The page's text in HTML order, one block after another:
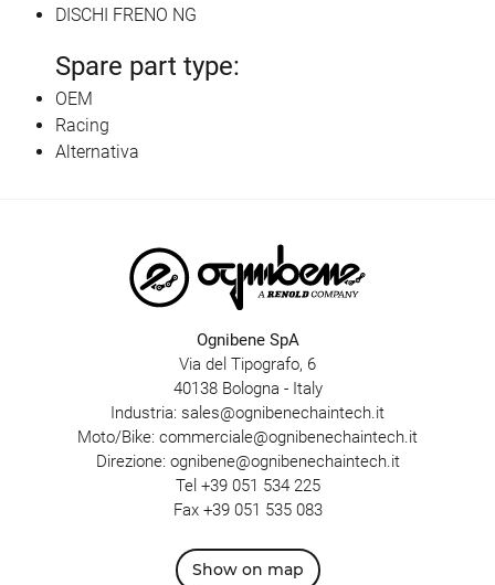
DISCHI FRENO NG
Spare part type:
OEM
Racing
Alternativa
Ognibene SpA
Via del Tipografo, 6
40138 Bologna - Italy
Industria: sales@ognibenechaintech.it
Moto/Bike: commerciale@ognibenechaintech.it
Direzione: ognibene@ognibenechaintech.it
Tel +39 051 534 225
Fax +39 051 535 083
Show on map